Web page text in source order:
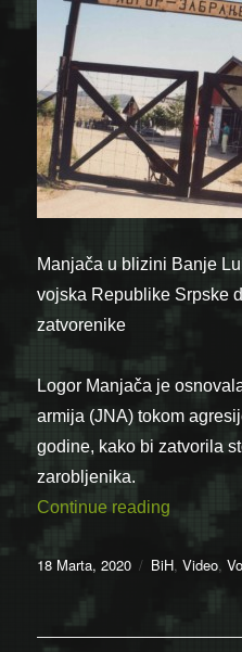
Manjača u blizini Banje
vojska Republike Srpske
zatvorenike
Logor Manjača je
armija (JNA) tokom
godine, kako bi zatvorila
zarobljenika.
Continue reading
Posted
18 Marta, 2020 Categories
BiH,Video,